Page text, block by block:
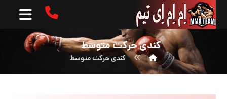
کندی حرکت متوسط
کندی حرکت متوسط